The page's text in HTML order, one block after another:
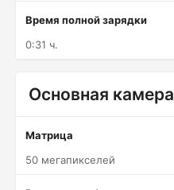
Время полной зарядки
0:31 ч.
Основная камера
Матрица
50 мегапикселей